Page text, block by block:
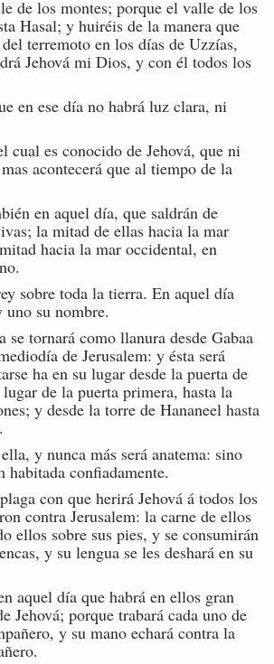
de los montes; porque el valle de los
Hasal; y huiréis de la manera que
terremoto en los días de Uzzías,
Jehová mi Dios, y con él todos los
en ese día no habrá luz clara, ni
cual es conocido de Jehová, que ni
acontecerá que al tiempo de la
en aquel día, que saldrán de
la mitad de ellas hacia la mar
hacia la mar occidental, en
sobre toda la tierra. En aquel día
uno su nombre.
se tornará como llanura desde Gabaa
de Jerusalem: y ésta será
ha en su lugar desde la puerta de
de la puerta primera, hasta la
y desde la torre de Hananeel hasta
y nunca más será anatema: sino
habitada confiadamente.
con que herirá Jehová á todos los
contra Jerusalem: la carne de ellos
ellos sobre sus pies, y se consumirán
y su lengua se les deshará en su
aquel día que habrá en ellos gran
Jehová; porque trabará cada uno de
y su mano echará contra la